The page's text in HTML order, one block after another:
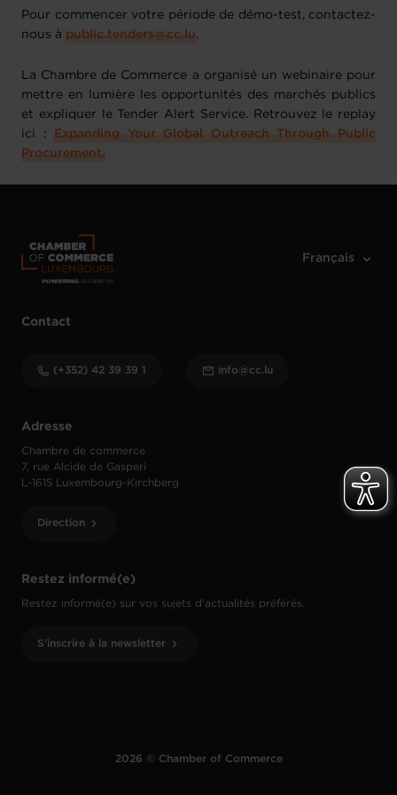
Pour commencer votre période de démo-test, contactez-
nous à public.tenders@cc.lu.
La Chambre de Commerce a organisé un webinaire pour
mettre en lumière les opportunités des marchés publics
et expliquer le Tender Alert Service. Retrouvez le replay
ici :
Expanding Your Global Outreach Through Public
Procurement.
Restez informé(e)
Restez informé(e) sur vos sujets d’actualités préférés.
S'inscrire à la newsletter
Adresse
Chambre de commerce
7, rue Alcide de Gasperi
L-1615 Luxembourg-Kirchberg
Direction
Contact
(+352) 42 39 39 1 info@cc.lu
2026 © Chamber of Commerce